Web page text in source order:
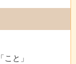
「こと」